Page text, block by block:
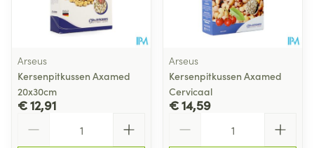
Arseus
Kersenpitkussen Axamed
20x30cm
€ 12,91
Arseus
Kersenpitkussen Axamed
Cervicaal
€ 14,59